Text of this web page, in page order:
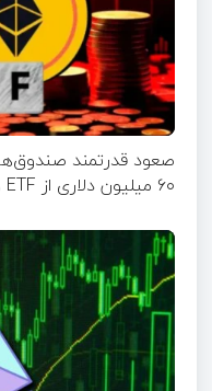
۶۰ میلیون دلاری از ETF‌ های بیت کوین